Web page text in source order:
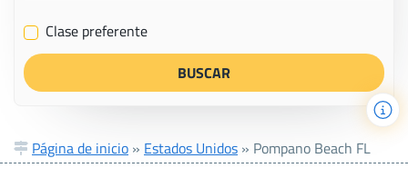
✔ Clase preferente
Página de inicio » Estados Unidos » Pompano Beach FL